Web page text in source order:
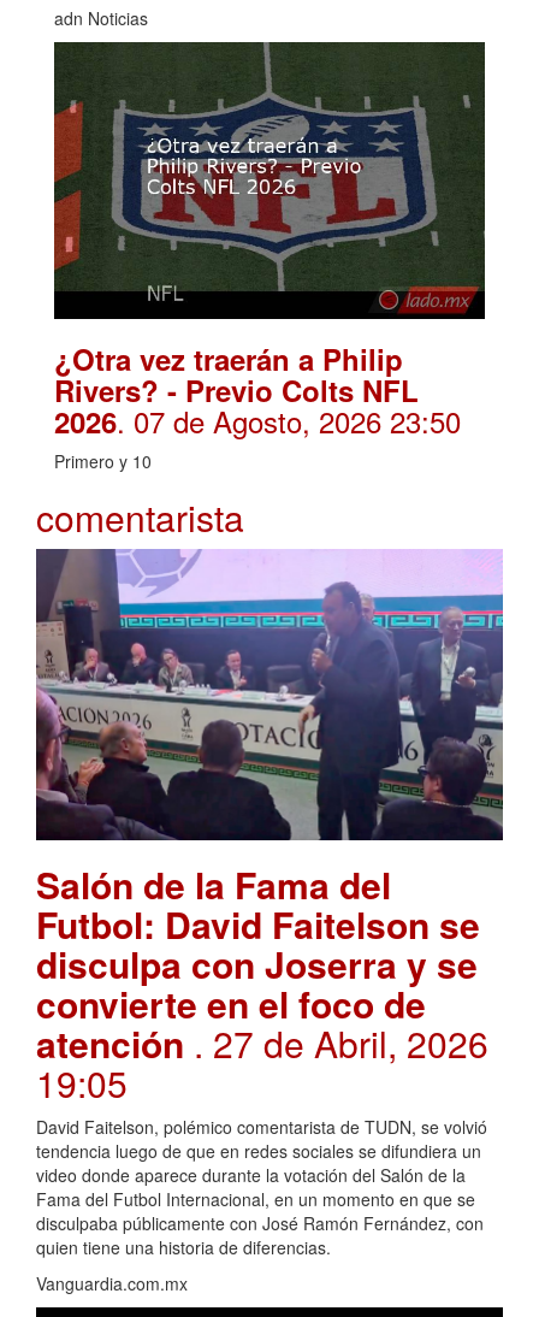
adn Noticias
¿Otra vez traerán a Philip
Rivers? - Previo Colts NFL
2026. 07 de Agosto, 2026 23:50
Primero y 10
comentarista
Salón de la Fama del
Futbol: David Faitelson se
disculpa con Joserra y se
convierte en el foco de
atención . 27 de Abril, 2026
19:05
David Faitelson, polémico comentarista de TUDN, se volvió
tendencia luego de que en redes sociales se difundiera un
video donde aparece durante la votación del Salón de la
Fama del Futbol Internacional, en un momento en que se
disculpaba públicamente con José Ramón Fernández, con
quien tiene una historia de diferencias.
Vanguardia.com.mx